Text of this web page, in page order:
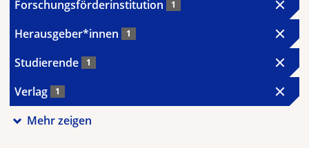
Forschungsförderinstitution 1
Herausgeber*innen 1
Studierende 1
Verlag 1
Mehr zeigen